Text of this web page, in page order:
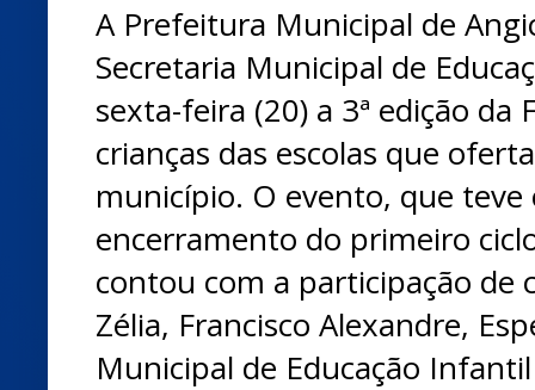
A Prefeitura Municipal de
Secretaria Municipal de
sexta-feira (20) a 3ª edição
crianças das escolas que
município. O evento, que
encerramento do primeiro
contou com a participação de
Zélia, Francisco Alexandre,
Municipal de Educação